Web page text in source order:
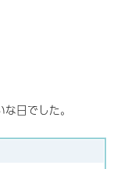
日でした。